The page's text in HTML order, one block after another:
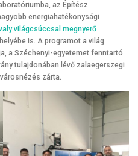
az Építész
energiahatékonysági
világcsúccsal megnyerő
is. A programot a világ
a Széchenyi-egyetemet fenntartó
tulajdonában lévő zalaegerszegi
zárta.